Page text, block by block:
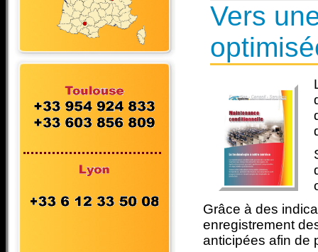
Vers
Grâce à des
enregistrement
anticipées afin de